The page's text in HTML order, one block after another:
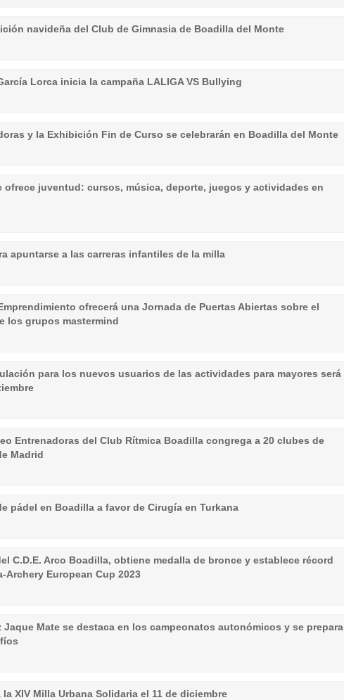
navideña del Club de Gimnasia de Boadilla del Monte
Lorca inicia la campaña LALIGA VS Bullying
y la Exhibición Fin de Curso se celebrarán en Boadilla del Monte
ofrece juventud: cursos, música, deporte, juegos y actividades en
apuntarse a las carreras infantiles de la milla
ofrecerá una Jornada de Puertas Abiertas sobre el
los grupos mastermind
para los nuevos usuarios de las actividades para mayores será
Entrenadoras del Club Rítmica Boadilla congrega a 20 clubes de
Madrid
pádel en Boadilla a favor de Cirugía en Turkana
C.D.E. Arco Boadilla, obtiene medalla de bronce y establece récord
Archery European Cup 2023
Jaque Mate se destaca en los campeonatos autonómicos y se prepara
XIV Milla Urbana Solidaria el 11 de diciembre